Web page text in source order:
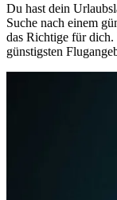
Du hast dein
Suche nach einem
das Richtige für
günstigsten